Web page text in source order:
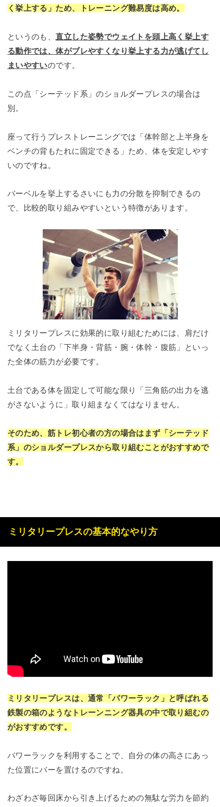
く挙上する」ため、トレーニング難易度は高め。
というのも、直立した姿勢でウェイトを頭上高く挙上す
る動作では、体がブレやすくなり挙上する力が逃げてし
まいやすいのです。
この点「シーテッド系」のショルダープレスの場合は
別。
座って行うプレストレーニングでは「体幹部と上半身を
ベンチの背もたれに固定できる」ため、体を安定しやす
いのですね。
バーベルを挙上するさいにも力の分散を抑制できるの
で、比較的取り組みやすいという特徴があります。
ミリタリープレスに効果的に取り組むためには、肩だけ
でなく土台の「下半身・背筋・腕・体幹・腹筋」といっ
た全体の筋力が必要です。
土台である体を固定して可能な限り「三角筋の出力を逃
がさないように」取り組まなくてはなりません。
そのため、筋トレ初心者の方の場合はまず「シーテッド
系」のショルダープレスから取り組むことがおすすめで
す。
ミリタリープレスの基本的なやり方
ミリタリープレスは、通常「パワーラック」と呼ばれる
鉄製の箱のようなトレーンニング器具の中で取り組むの
がおすすめです。
パワーラックを利用することで、自分の体の高さにあっ
た位置にバーを置けるのですね。
わざわざ毎回床から引き上げるための無駄な労力を節約